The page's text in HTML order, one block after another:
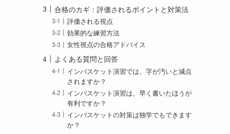
合格のカギ：評価されるポイントと対策法
評価される視点
効果的な練習方法
女性視点の合格アドバイス
よくある質問と回答
インバスケット演習では、字が汚いと減点
されますか？
インバスケット演習は、早く書いたほうが
有利ですか？
インバスケットの対策は独学でもできます
か？